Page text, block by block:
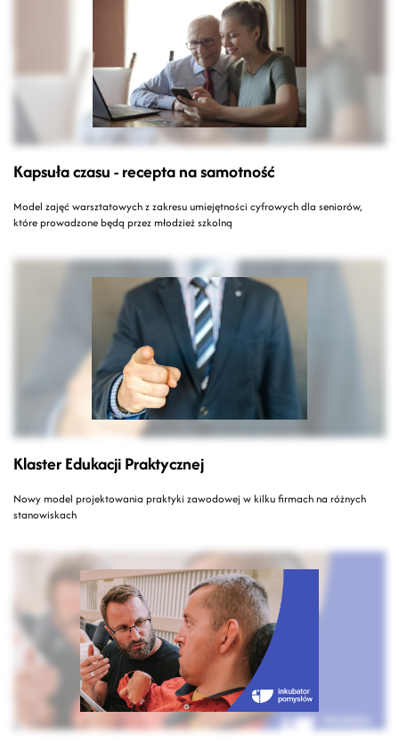
Kapsuła czasu - recepta na samotność
Model zajęć warsztatowych z zakresu umiejętności cyfrowych dla seniorów,
które prowadzone będą przez młodzież szkolną
Klaster Edukacji Praktycznej
Nowy model projektowania praktyki zawodowej w kilku firmach na różnych
stanowiskach